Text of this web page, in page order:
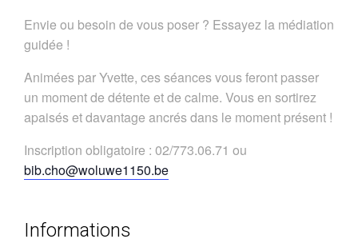
Envie ou besoin de vous poser ? Essayez la médiation
guidée !
Animées par Yvette, ces séances vous feront passer
un moment de détente et de calme. Vous en sortirez
apaisés et davantage ancrés dans le moment présent !
Inscription obligatoire : 02/773.06.71 ou
bib.cho@woluwe1150.be
Informations